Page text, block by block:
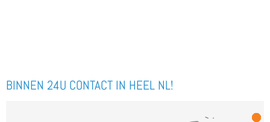
BINNEN 24U CONTACT IN HEEL NL!